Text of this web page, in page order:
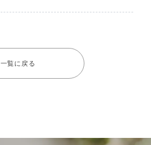
一覧に戻る